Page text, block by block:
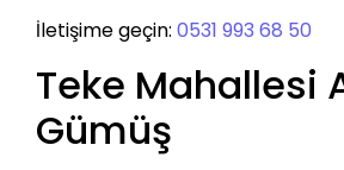
İletişime geçin: 0531 993 68 50
Teke Mahallesi
Gümüş